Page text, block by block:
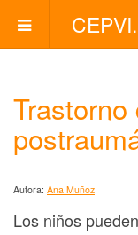
Autora: Ana Muñoz
Los niños